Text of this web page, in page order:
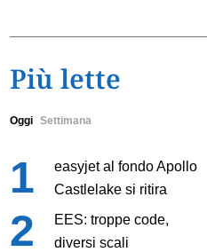
Più lette
Oggi Settimana
easyjet al fondo Apollo
Castlelake si ritira
EES: troppe code,
diversi scali